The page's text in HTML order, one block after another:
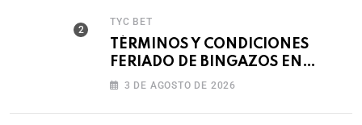
TYC BET
TÉRMINOS Y CONDICIONES
FERIADO DE BINGAZOS EN
BET593
3 DE AGOSTO DE 2026